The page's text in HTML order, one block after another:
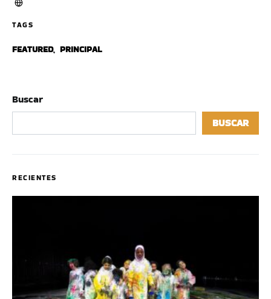
TAGS
FEATURED, PRINCIPAL
Buscar
BUSCAR
RECIENTES